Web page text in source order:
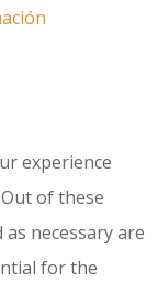
experience
of these
necessary are
for the